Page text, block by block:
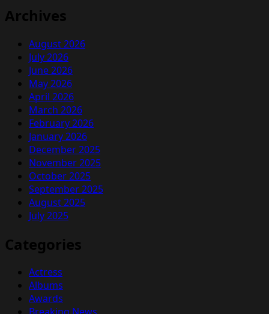
Archives
August 2026
July 2026
June 2026
May 2026
April 2026
March 2026
February 2026
January 2026
December 2025
November 2025
October 2025
September 2025
August 2025
July 2025
Categories
Actress
Albums
Awards